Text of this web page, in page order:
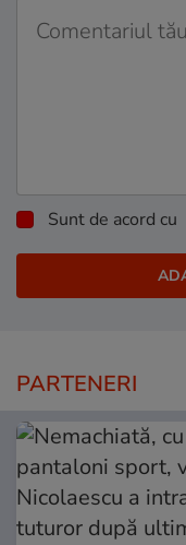
Sunt de acord cu
PARTENERI